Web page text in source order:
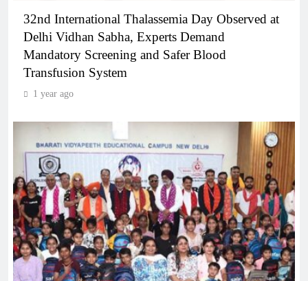
32nd International Thalassemia Day Observed at
Delhi Vidhan Sabha, Experts Demand
Mandatory Screening and Safer Blood
Transfusion System
1 year ago